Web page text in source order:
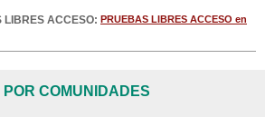
ACCESO: PRUEBAS LIBRES ACCESO en
COMUNIDADES